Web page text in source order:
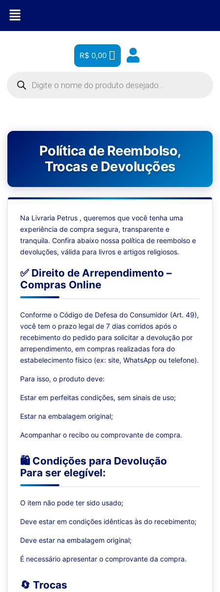
R$ 0,00
Política de Reembolso,
Trocas e Devoluções
Na Livraria Petrus , queremos que você tenha uma
experiência de compra segura, transparente e
tranquila. Confira abaixo nossa política de reembolso e
devoluções, válida para livros e artigos religiosos.
✅ Direito de Arrependimento –
Compras Online
Conforme o Código de Defesa do Consumidor (Art. 49),
você tem o prazo legal de 7 dias corridos após o
recebimento do pedido para solicitar a devolução por
arrependimento, em compras realizadas fora do
estabelecimento físico (ex: site, WhatsApp ou telefone).
Para isso, o produto deve:
Estar em perfeitas condições, sem sinais de uso;
Estar na embalagem original;
Acompanhar o recibo ou comprovante de compra.
🛍️ Condições para Devolução
Para ser elegível:
O item não pode ter sido usado;
Deve estar em condições idênticas às do recebimento;
Deve estar na embalagem original;
É necessário apresentar o comprovante da compra.
🔄 Trocas